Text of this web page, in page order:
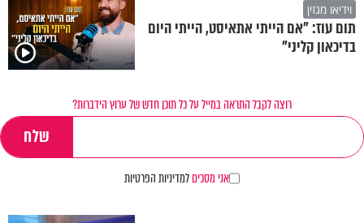
וידיאו מגזין
תום עוז: "אם הייתי אתאיסט, הייתי היום
בדיכאון קליני"
רוצה לקבל התראה במייל על כל תוכן חדש של ערוץ הידברות?
אני מסכיםלמדיניות הפרטיות